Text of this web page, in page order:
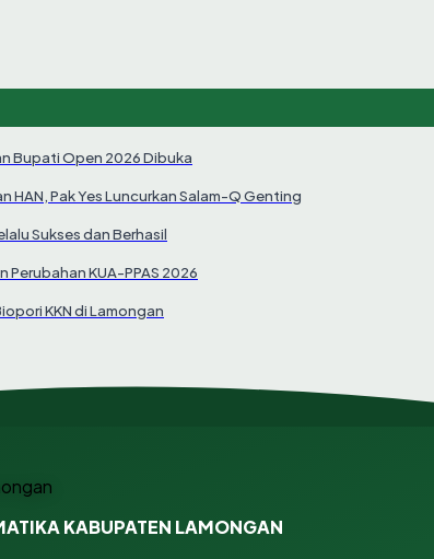
Bupati Open 2026 Dibuka
HAN, Pak Yes Luncurkan Salam-Q Genting
Sukses dan Berhasil
Perubahan KUA-PPAS 2026
KKN di Lamongan
KABUPATEN LAMONGAN